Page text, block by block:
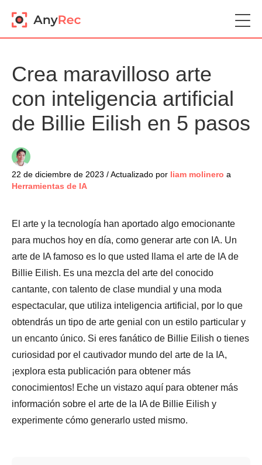
Crea maravilloso arte
con inteligencia artificial
de Billie Eilish en 5 pasos
22 de diciembre de 2023 / Actualizado por liam molinero a
Herramientas de IA
El arte y la tecnología han aportado algo emocionante
para muchos hoy en día, como generar arte con IA. Un
arte de IA famoso es lo que usted llama el arte de IA de
Billie Eilish. Es una mezcla del arte del conocido
cantante, con talento de clase mundial y una moda
espectacular, que utiliza inteligencia artificial, por lo que
obtendrás un tipo de arte genial con un estilo particular y
un encanto único. Si eres fanático de Billie Eilish o tienes
curiosidad por el cautivador mundo del arte de la IA,
¡explora esta publicación para obtener más
conocimientos! Eche un vistazo aquí para obtener más
información sobre el arte de la IA de Billie Eilish y
experimente cómo generarlo usted mismo.